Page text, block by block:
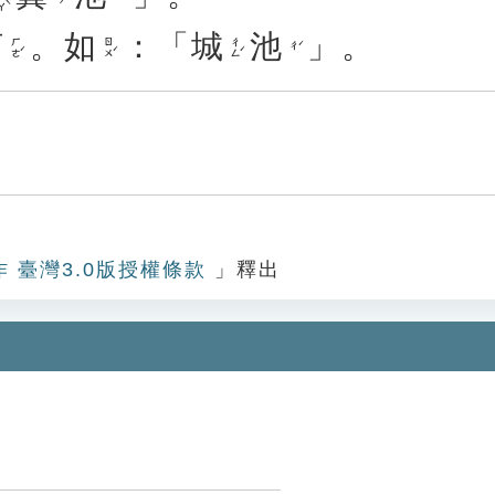
ㄏㄜˊ 。 如 ㄖㄨˊ ：「 城 ㄔㄥˊ 池 ㄔˊ 」。
臺灣3.0版授權條款 」釋出